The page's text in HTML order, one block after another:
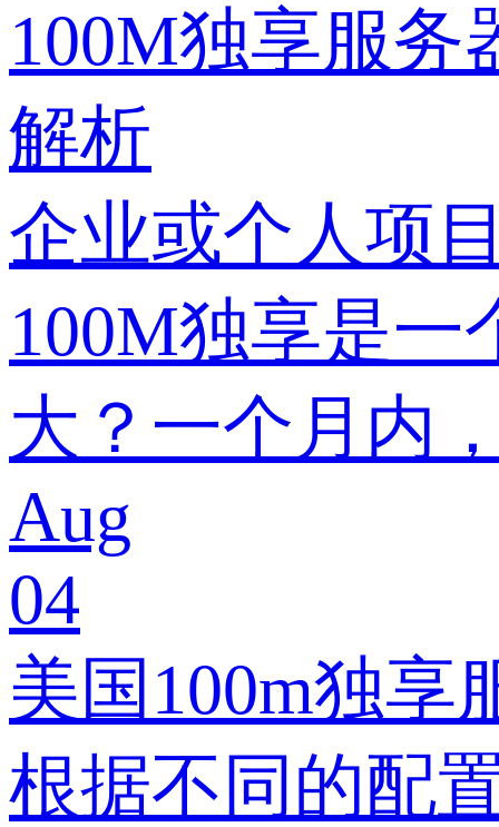
100M独享服
解析
企业或个人项
100M独享是
大？一个月内
Aug
04
美国100m独享
根据不同的配